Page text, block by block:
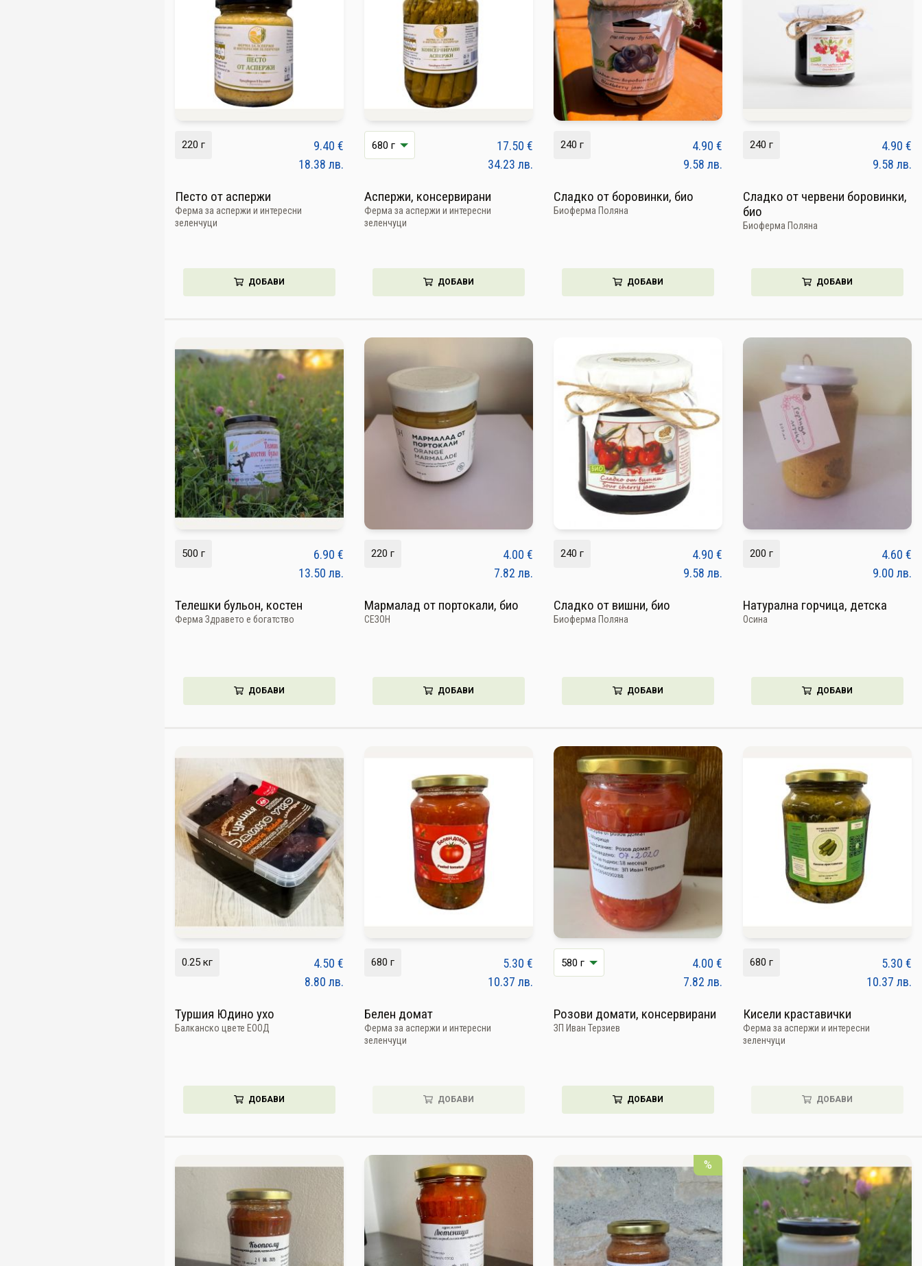
220 г 9.40 €
18.38 лв.
Песто от аспержи
Ферма за аспержи и интересни
зеленчуци
ДОБАВИ
17.50 €
34.23 лв.
Аспержи, консервирани
Ферма за аспержи и интересни
зеленчуци
ДОБАВИ
240 г 4.90 €
9.58 лв.
Сладко от боровинки, био
Биоферма Поляна
ДОБАВИ
240 г 4.90 €
9.58 лв.
Сладко от червени боровинки,
био
Биоферма Поляна
ДОБАВИ
500 г 6.90 €
13.50 лв.
Телешки бульон, костен
Ферма Здравето е богатство
ДОБАВИ
220 г 4.00 €
7.82 лв.
Мармалад от портокали, био
СЕЗОН
ДОБАВИ
240 г 4.90 €
9.58 лв.
Сладко от вишни, био
Биоферма Поляна
ДОБАВИ
200 г 4.60 €
9.00 лв.
Натурална горчица, детска
Осина
ДОБАВИ
0.25 кг 4.50 €
8.80 лв.
Туршия Юдино ухо
Балканско цвете ЕООД
ДОБАВИ
680 г 5.30 €
10.37 лв.
Белен домат
Ферма за аспержи и интересни
зеленчуци
ДОБАВИ
4.00 €
7.82 лв.
Розови домати, консервирани
ЗП Иван Терзиев
ДОБАВИ
680 г 5.30 €
10.37 лв.
Кисели краставички
Ферма за аспержи и интересни
зеленчуци
ДОБАВИ
%